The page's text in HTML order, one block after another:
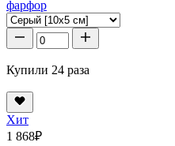
фарфор
Купили 24 раза
Хит
1 868₽